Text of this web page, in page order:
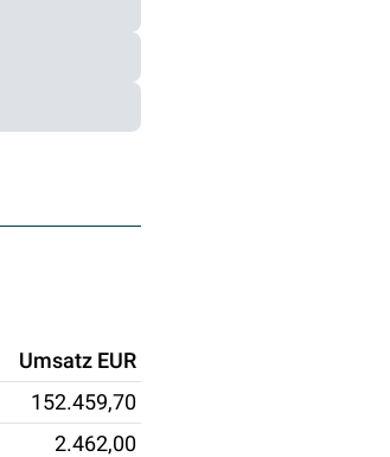
Umsatz EUR
152.459,70
2.462,00